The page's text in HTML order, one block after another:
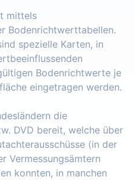
mittels
Bodenrichtwerttabellen.
spezielle Karten, in
Bodenrichtwerte je
eingetragen werden.
die
DVD bereit, welche über
(in der
Vermessungsämtern
konnten, in manchen